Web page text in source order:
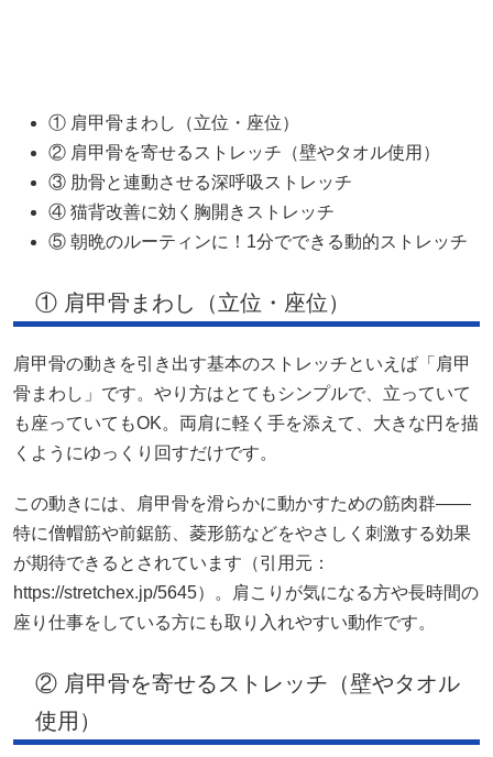
① 肩甲骨まわし（立位・座位）
② 肩甲骨を寄せるストレッチ（壁やタオル使用）
③ 肋骨と連動させる深呼吸ストレッチ
④ 猫背改善に効く胸開きストレッチ
⑤ 朝晩のルーティンに！1分でできる動的ストレッチ
① 肩甲骨まわし（立位・座位）
肩甲骨の動きを引き出す基本のストレッチといえば「肩甲
骨まわし」です。やり方はとてもシンプルで、立っていて
も座っていてもOK。両肩に軽く手を添えて、大きな円を描
くようにゆっくり回すだけです。
この動きには、肩甲骨を滑らかに動かすための筋肉群――
特に僧帽筋や前鋸筋、菱形筋などをやさしく刺激する効果
が期待できるとされています（引用元：
https://stretchex.jp/5645）。肩こりが気になる方や長時間の
座り仕事をしている方にも取り入れやすい動作です。
② 肩甲骨を寄せるストレッチ（壁やタオル
使用）